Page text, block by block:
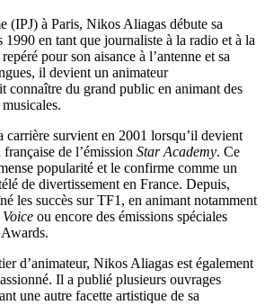
(IPJ) à Paris, Nikos Aliagas débute sa
1990 en tant que journaliste à la radio et à la
pour son aisance à l’antenne et sa
il devient un animateur
connaître du grand public en animant des
carrière survient en 2001 lorsqu’il devient
de l’émission Star Academy. Ce
popularité et le confirme comme un
de divertissement en France. Depuis,
les succès sur TF1, en animant notamment
Voice ou encore des émissions spéciales
d’animateur, Nikos Aliagas est également
Il a publié plusieurs ouvrages
une autre facette artistique de sa